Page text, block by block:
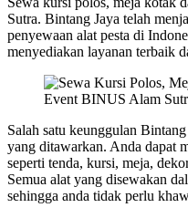
Sutra. Bintang Jaya telah
penyewaan alat pesta di
menyediakan layanan terbaik
Salah satu keunggulan
yang ditawarkan. Anda dapat
seperti tenda, kursi, meja,
Semua alat yang disewakan
sehingga anda tidak perlu